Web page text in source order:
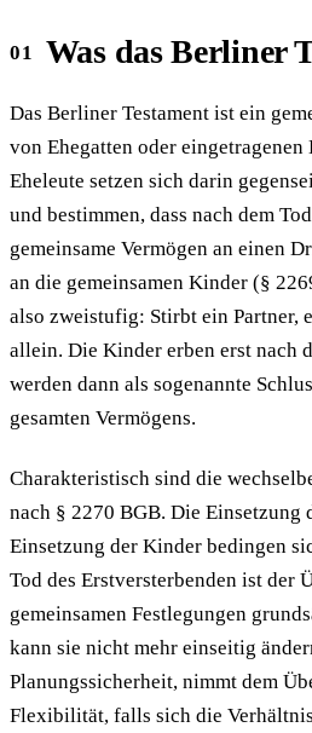
Was das Berliner
Das Berliner Testament ist ein
von Ehegatten oder eingetragenen
Eheleute setzen sich darin
und bestimmen, dass nach dem
gemeinsame Vermögen an einen
an die gemeinsamen Kinder (§
also zweistufig: Stirbt ein Partner,
allein. Die Kinder erben erst nach
werden dann als sogenannte
gesamten Vermögens.
Charakteristisch sind die
nach § 2270 BGB. Die Einsetzung
Einsetzung der Kinder bedingen
Tod des Erstversterbenden ist der
gemeinsamen Festlegungen
kann sie nicht mehr einseitig
Planungssicherheit, nimmt dem
Flexibilität, falls sich die